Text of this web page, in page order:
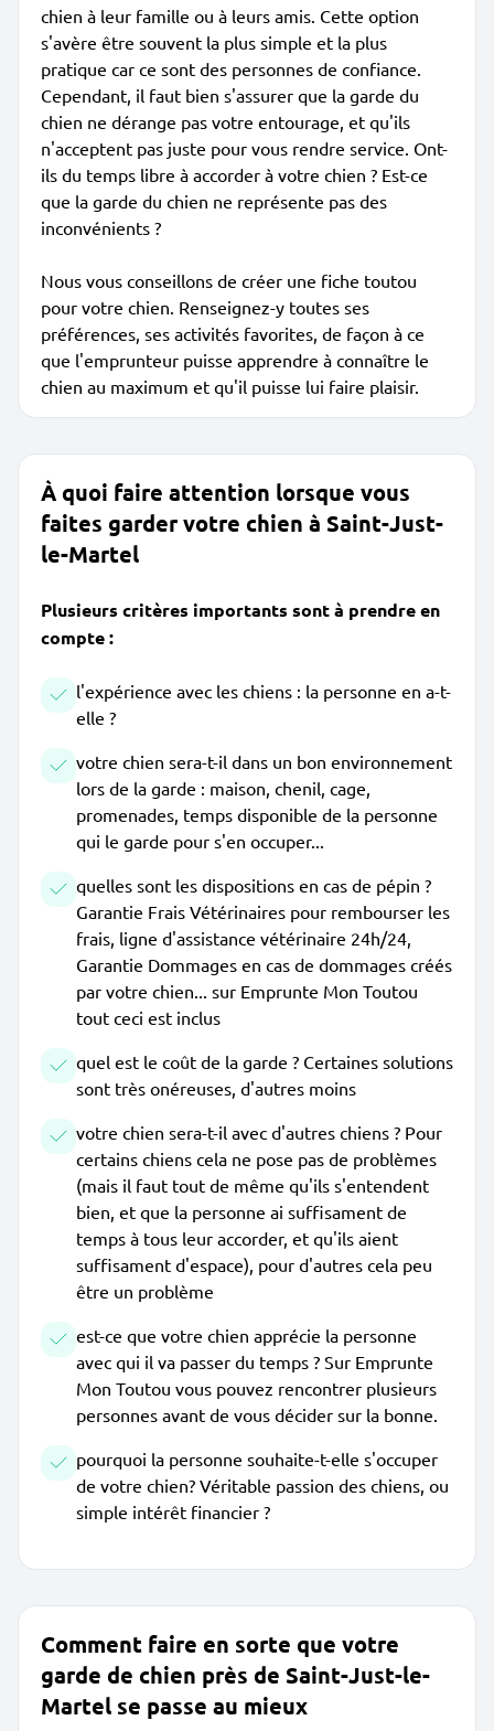
chien à leur famille ou à leurs amis. Cette option
s'avère être souvent la plus simple et la plus
pratique car ce sont des personnes de confiance.
Cependant, il faut bien s'assurer que la garde du
chien ne dérange pas votre entourage, et qu'ils
n'acceptent pas juste pour vous rendre service. Ont-
ils du temps libre à accorder à votre chien ? Est-ce
que la garde du chien ne représente pas des
inconvénients ?
Nous vous conseillons de créer une fiche toutou
pour votre chien. Renseignez-y toutes ses
préférences, ses activités favorites, de façon à ce
que l'emprunteur puisse apprendre à connaître le
chien au maximum et qu'il puisse lui faire plaisir.
À quoi faire attention lorsque vous
faites garder votre chien à Saint-Just-
le-Martel
Plusieurs critères importants sont à prendre en
compte :
l'expérience avec les chiens : la personne en a-t-
elle ?
votre chien sera-t-il dans un bon environnement
lors de la garde : maison, chenil, cage,
promenades, temps disponible de la personne
qui le garde pour s'en occuper...
quelles sont les dispositions en cas de pépin ?
Garantie Frais Vétérinaires pour rembourser les
frais, ligne d'assistance vétérinaire 24h/24,
Garantie Dommages en cas de dommages créés
par votre chien... sur Emprunte Mon Toutou
tout ceci est inclus
quel est le coût de la garde ? Certaines solutions
sont très onéreuses, d'autres moins
votre chien sera-t-il avec d'autres chiens ? Pour
certains chiens cela ne pose pas de problèmes
(mais il faut tout de même qu'ils s'entendent
bien, et que la personne ai suffisament de
temps à tous leur accorder, et qu'ils aient
suffisament d'espace), pour d'autres cela peu
être un problème
est-ce que votre chien apprécie la personne
avec qui il va passer du temps ? Sur Emprunte
Mon Toutou vous pouvez rencontrer plusieurs
personnes avant de vous décider sur la bonne.
pourquoi la personne souhaite-t-elle s'occuper
de votre chien? Véritable passion des chiens, ou
simple intérêt financier ?
Comment faire en sorte que votre
garde de chien près de Saint-Just-le-
Martel se passe au mieux